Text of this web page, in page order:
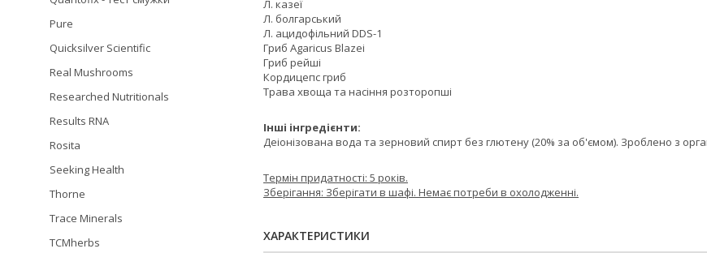
Л. казеї
Л. болгарський
Л. ацидофільний DDS-1
Гриб Agaricus Blazei
Гриб рейші
Кордицепс гриб
Трава хвоща та насіння розторопші
Інші інгредієнти:
Деіонізована вода та зерновий спирт без глютену (20% за об'ємом). Зроблено з
Термін придатності: 5 років.
Зберігання: Зберігати в шафі. Немає потреби в охолодженні.
ХАРАКТЕРИСТИКИ
Pure
Quicksilver Scientific
Real Mushrooms
Researched Nutritionals
Results RNA
Rosita
Seeking Health
Thorne
Trace Minerals
TCMherbs